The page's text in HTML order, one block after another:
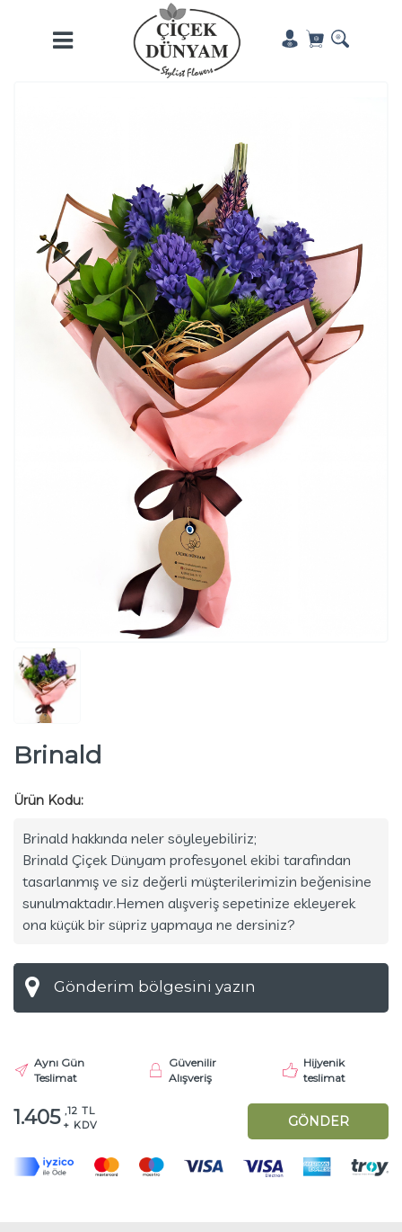
Brinald
Ürün Kodu:
Brinald hakkında neler söyleyebiliriz;
Brinald Çiçek Dünyam profesyonel ekibi tarafından
tasarlanmış ve siz değerli müşterilerimizin beğenisine
sunulmaktadır.Hemen alışveriş sepetinize ekleyerek
ona küçük bir süpriz yapmaya ne dersiniz?
Aynı Gün
Teslimat
Güvenilir
Alışveriş
Hijyenik
teslimat
1.405 ,12 TL
+ KDV
GÖNDER